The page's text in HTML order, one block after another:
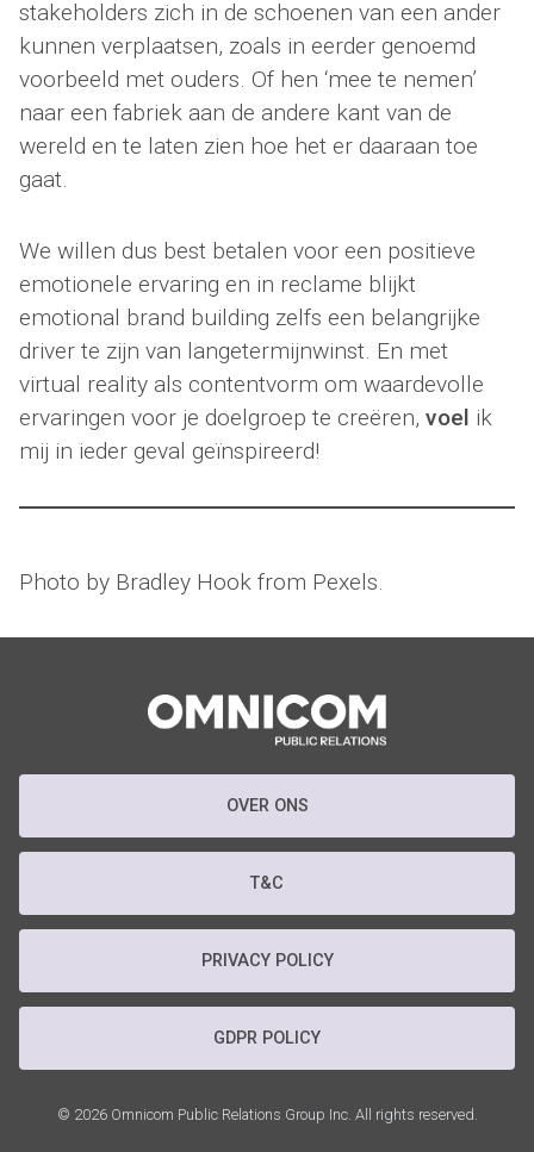
stakeholders zich in de schoenen van een ander
kunnen verplaatsen, zoals in eerder genoemd
voorbeeld met ouders. Of hen ‘mee te nemen’
naar een fabriek aan de andere kant van de
wereld en te laten zien hoe het er daaraan toe
gaat.
We willen dus best betalen voor een positieve
emotionele ervaring en in reclame blijkt
emotional brand building zelfs een belangrijke
driver te zijn van langetermijnwinst. En met
virtual reality als contentvorm om waardevolle
ervaringen voor je doelgroep te creëren, voel ik
mij in ieder geval geïnspireerd!
Photo by Bradley Hook from Pexels.
OVER ONS
T&C
PRIVACY POLICY
GDPR POLICY
© 2026 Omnicom Public Relations Group Inc. All rights reserved.